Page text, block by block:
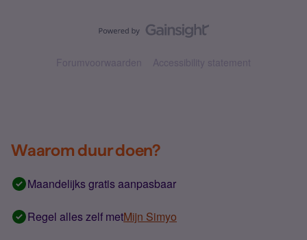
Forumvoorwaarden Accessibility statement
Waarom duur doen?
Maandelijks gratis aanpasbaar
Regel alles zelf metMijn Simyo